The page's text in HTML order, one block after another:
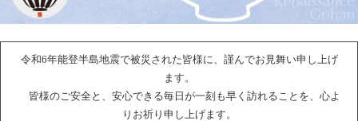
令和6年能登半島地震で被災された皆様に、謹んでお見舞い申し上げ
ます。
皆様のご安全と、安心できる毎日が一刻も早く訪れることを、心よ
りお祈り申し上げます。